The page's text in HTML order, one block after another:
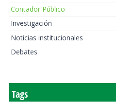
Contador Público
Investigación
Noticias institucionales
Debates
Tags